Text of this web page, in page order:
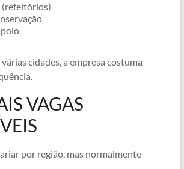
cidades, a empresa costuma
VAGAS
por região, mas normalmente